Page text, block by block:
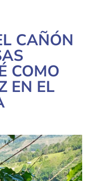
CAÑÓN
COMO
EN EL